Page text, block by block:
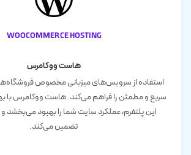
WooCommerce Hosting
هاست ووکامرس
استفاده از سرویس‌های میزبانی مخصوص
سریع و مطمئن را فراهم می‌کند. هاست ووکامرس با
این پلتفرم، عملکرد سایت شما را بهبود می‌بخشد و
تضمین می‌کند.